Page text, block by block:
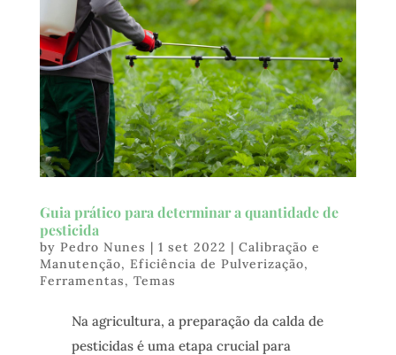
Guia prático para determinar a quantidade de
pesticida
by Pedro Nunes | 1 set 2022 | Calibração e
Manutenção, Eficiência de Pulverização,
Ferramentas, Temas
Na agricultura, a preparação da calda de
pesticidas é uma etapa crucial para